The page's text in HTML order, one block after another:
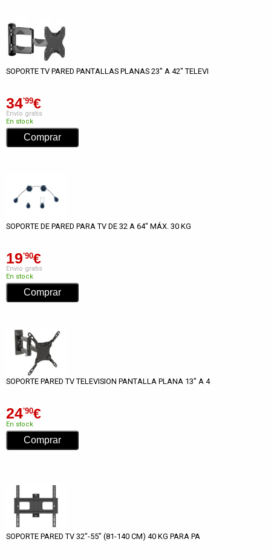
SOPORTE TV PARED PANTALLAS PLANAS 23" A 42" TELEVI
34'99€
Envío gratis
En stock
SOPORTE DE PARED PARA TV DE 32 A 64" MÁX. 30 KG
19'90€
Envío gratis
En stock
SOPORTE PARED TV TELEVISION PANTALLA PLANA 13" A 4
24'90€
En stock
SOPORTE PARED TV 32"-55" (81-140 CM) 40 KG PARA PA